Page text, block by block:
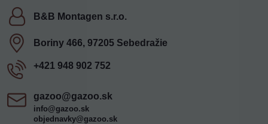
B&B Montagen s​.r​.o​.
Boriny 466, 97205 Sebedražie
+421 948 902 752
gazoo​@gazoo​.sk
info@gazoo.sk
objednavky@gazoo.sk